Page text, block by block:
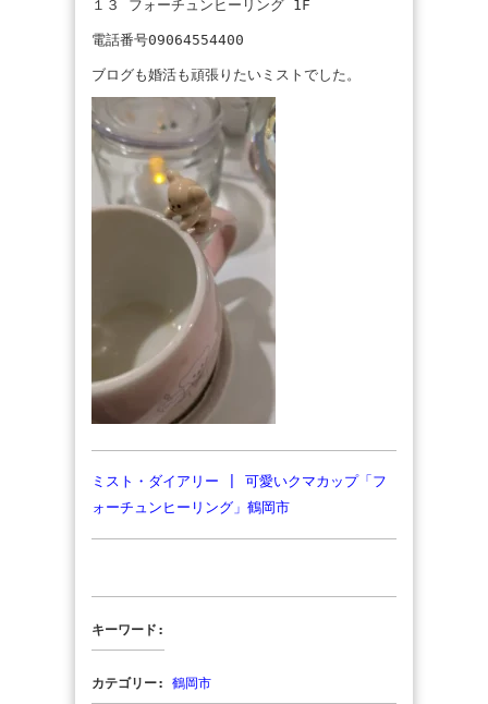
１３ フォーチュンヒーリング 1F
電話番号09064554400
ブログも婚活も頑張りたいミストでした。
ミスト・ダイアリー | 可愛いクマカップ「フ
ォーチュンヒーリング」鶴岡市
キーワード:
カテゴリー: 鶴岡市